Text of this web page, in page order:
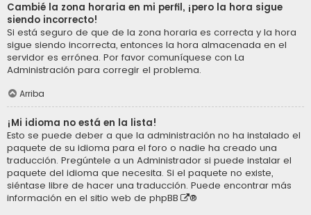
Cambié la zona horaria en mi perfil, ¡pero la hora sigue
siendo incorrecto!
Si está seguro de que de la zona horaria es correcta y la hora
sigue siendo incorrecta, entonces la hora almacenada en el
servidor es errónea. Por favor comuníquese con La
Administración para corregir el problema.
Arriba
¡Mi idioma no está en la lista!
Esto se puede deber a que la administración no ha instalado el
paquete de su idioma para el foro o nadie ha creado una
traducción. Pregúntele a un Administrador si puede instalar el
paquete del idioma que necesita. Si el paquete no existe,
siéntase libre de hacer una traducción. Puede encontrar más
información en el sitio web de phpBB ®